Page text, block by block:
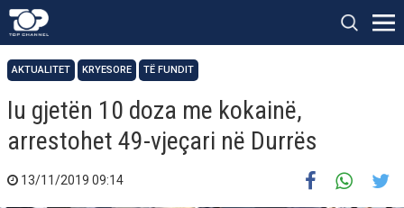
AKTUALITET KRYESORE TË FUNDIT
Iu gjetën 10 doza me kokainë,
arrestohet 49-vjeçari në Durrës
13/11/2019 09:14